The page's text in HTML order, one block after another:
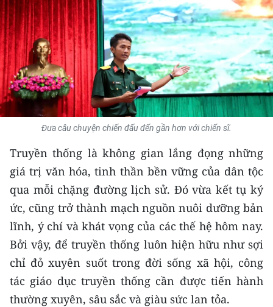
GIÁO DỤC
Y TẾ
KHOA HỌC - CÔNG NGHỆ
MÔI TRƯỜNG
BẠN ĐỌC
KIỂM CHỨNG THÔNG TIN
TRI THỨC CHUYÊN SÂU
54 DÂN TỘC VIỆT NAM
CHƯƠNG TRÌNH OCOP - MỖI XÃ
MỘT SẢN PHẨM
RADIO
Đưa câu chuyện chiến đấu đến gần hơn với chiến sĩ.
Truyền thống là không gian lắng đọng những
giá trị văn hóa, tinh thần bền vững của dân tộc
qua mỗi chặng đường lịch sử. Đó vừa kết tụ ký
ức, cũng trở thành mạch nguồn nuôi dưỡng bản
lĩnh, ý chí và khát vọng của các thế hệ hôm nay.
Bởi vậy, để truyền thống luôn hiện hữu như sợi
chỉ đỏ xuyên suốt trong đời sống xã hội, công
tác giáo dục truyền thống cần được tiến hành
thường xuyên, sâu sắc và giàu sức lan tỏa.